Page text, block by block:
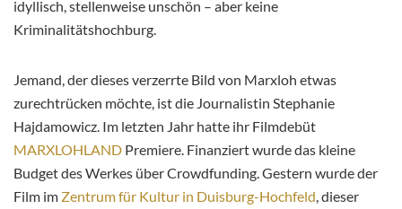
idyllisch, stellenweise unschön – aber keine
Kriminalitätshochburg.
Jemand, der dieses verzerrte Bild von Marxloh etwas
zurechtrücken möchte, ist die Journalistin Stephanie
Hajdamowicz. Im letzten Jahr hatte ihr Filmdebüt
MARXLOHLAND Premiere. Finanziert wurde das kleine
Budget des Werkes über Crowdfunding. Gestern wurde der
Film im Zentrum für Kultur in Duisburg-Hochfeld, dieser